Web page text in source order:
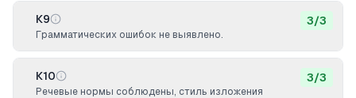
К9
Грамматических ошибок не выявлено.
3/3
К10
Речевые нормы соблюдены, стиль изложения
3/3